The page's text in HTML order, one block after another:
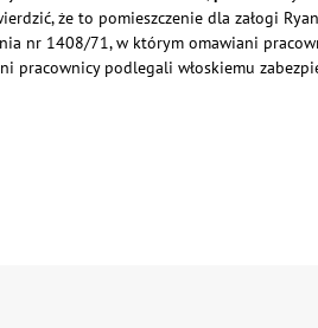
że to pomieszczenie dla załogi
nr 1408/71, w którym omawiani
podlegali włoskiemu